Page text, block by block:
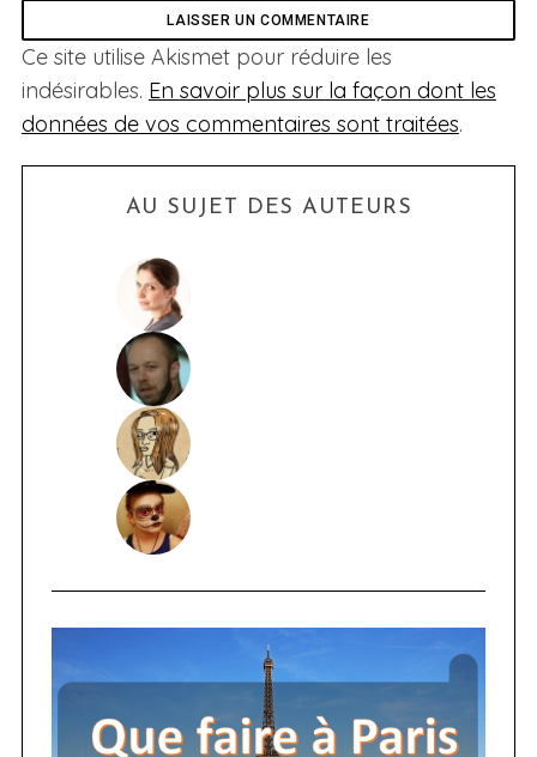
Ce site utilise Akismet pour réduire les
indésirables. En savoir plus sur la façon dont les
données de vos commentaires sont traitées.
AU SUJET DES AUTEURS